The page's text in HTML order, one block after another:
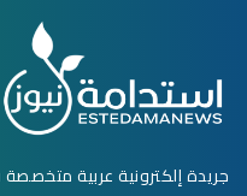
جريدة إلكترونية عربية